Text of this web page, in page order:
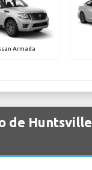
Armada
de Huntsville